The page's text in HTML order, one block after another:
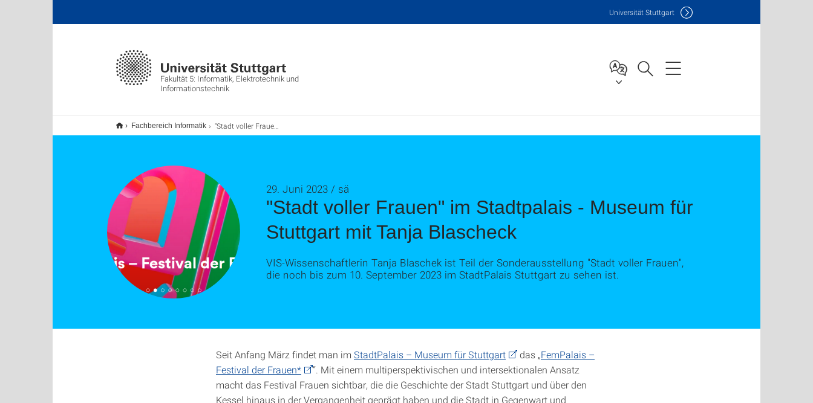
Fakultät 5: Informatik, Elektrotechnik und
Informationstechnik
Universität Stuttgart
Fachbereich Informatik "Stadt voller Frauen" im Stadtpalais - Museum für Stuttgart mit Tanja Blascheck
"Stadt voller Frauen" im Stadtpalais - Museum für
Stuttgart mit Tanja Blascheck
29. Juni 2023 / sä
VIS-Wissenschaftlerin Tanja Blaschek ist Teil der Sonderausstellung "Stadt voller Frauen",
die noch bis zum 10. September 2023 im StadtPalais Stuttgart zu sehen ist.
Seit Anfang März findet man im StadtPalais – Museum für Stuttgart das „FemPalais –
Festival der Frauen*
“. Mit einem multiperspektivischen und intersektionalen Ansatz
macht das Festival Frauen sichtbar, die die Geschichte der Stadt Stuttgart und über den
Kessel hinaus in der Vergangenheit geprägt haben und die Stadt in Gegenwart und